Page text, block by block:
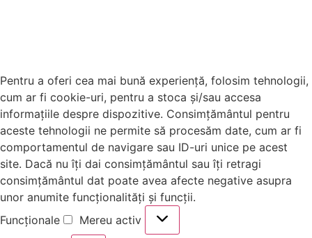
Pentru a oferi cea mai bună experiență, folosim tehnologii,
cum ar fi cookie-uri, pentru a stoca și/sau accesa
informațiile despre dispozitive. Consimțământul pentru
aceste tehnologii ne permite să procesăm date, cum ar fi
comportamentul de navigare sau ID-uri unice pe acest
site. Dacă nu îți dai consimțământul sau îți retragi
consimțământul dat poate avea afecte negative asupra
unor anumite funcționalități și funcții.
Funcționale
Mereu activ